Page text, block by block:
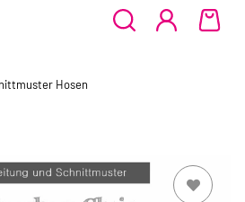
Hosen